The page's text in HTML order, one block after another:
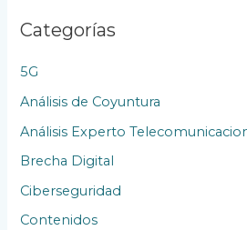
i
n
e
s
Categorías
5G
Análisis de Coyuntura
Análisis Experto
Brecha Digital
Ciberseguridad
Contenidos